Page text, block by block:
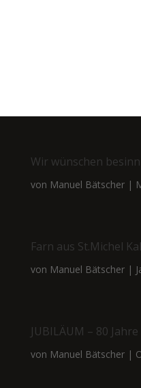
Wir wünschen
von Manuel Bätscher|
Farn aus St.Michel
von Manuel Bätscher|
JUBILÄUM – 80 Jahre
von Manuel Bätscher|